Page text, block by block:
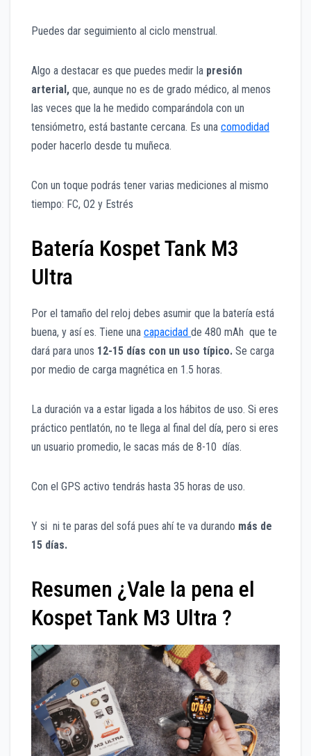
Puedes dar seguimiento al ciclo menstrual.
Algo a destacar es que puedes medir la presión
arterial, que, aunque no es de grado médico, al menos
las veces que la he medido comparándola con un
tensiómetro, está bastante cercana. Es una comodidad
poder hacerlo desde tu muñeca.
Con un toque podrás tener varias mediciones al mismo
tiempo: FC, O2 y Estrés
Batería Kospet Tank M3
Ultra
Por el tamaño del reloj debes asumir que la batería está
buena, y así es. Tiene una capacidad de 480 mAh que te
dará para unos 12-15 días con un uso típico. Se carga
por medio de carga magnética en 1.5 horas.
La duración va a estar ligada a los hábitos de uso. Si eres
práctico pentlatón, no te llega al final del día, pero si eres
un usuario promedio, le sacas más de 8-10 días.
Con el GPS activo tendrás hasta 35 horas de uso.
Y si ni te paras del sofá pues ahí te va durando más de
15 días.
Resumen ¿Vale la pena el
Kospet Tank M3 Ultra ?